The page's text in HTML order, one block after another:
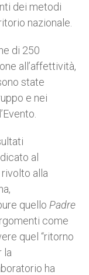
dei metodi
nazionale.
di 250
all’affettività,
state
e nei
al
rivolto alla
quello Padre
come
quel “ritorno
la
ha